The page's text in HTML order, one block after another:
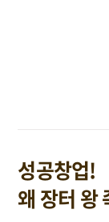
성공창업!
왜 장터 왕